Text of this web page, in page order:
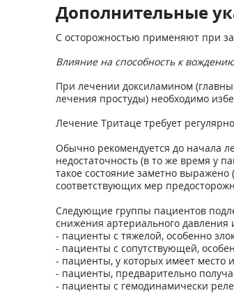
Дополнительные
С осторожностью применяют при
Влияние на способность к
При лечении доксиламином
лечения простуды) необходимо
Лечение Тритаце требует
Обычно рекомендуется до начала
недостаточность (в то же время у
такое состояние заметно
соответствующих мер
Следующие группы пациентов
снижения артериального
- пациенты с тяжелой, особенно
- пациенты с сопутствующей,
- пациенты, у которых имеет место
- пациенты, предварительно
- пациенты с гемодинамически